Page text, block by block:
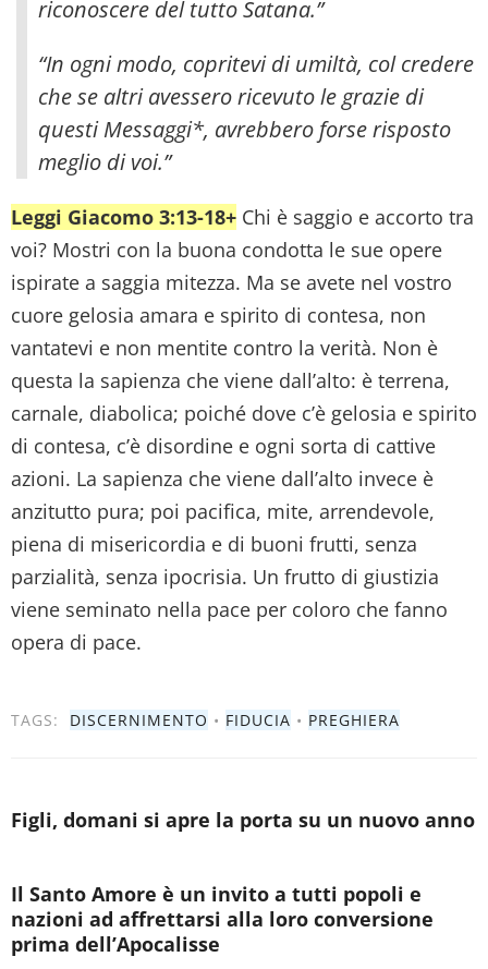
riconoscere del tutto Satana.”
“In ogni modo, copritevi di umiltà, col credere
che se altri avessero ricevuto le grazie di
questi Messaggi*, avrebbero forse risposto
meglio di voi.”
Leggi Giacomo 3:13-18+ Chi è saggio e accorto tra
voi? Mostri con la buona condotta le sue opere
ispirate a saggia mitezza. Ma se avete nel vostro
cuore gelosia amara e spirito di contesa, non
vantatevi e non mentite contro la verità. Non è
questa la sapienza che viene dall’alto: è terrena,
carnale, diabolica; poiché dove c’è gelosia e spirito
di contesa, c’è disordine e ogni sorta di cattive
azioni. La sapienza che viene dall’alto invece è
anzitutto pura; poi pacifica, mite, arrendevole,
piena di misericordia e di buoni frutti, senza
parzialità, senza ipocrisia. Un frutto di giustizia
viene seminato nella pace per coloro che fanno
opera di pace.
TAGS: DISCERNIMENTO • FIDUCIA • PREGHIERA
Figli, domani si apre la porta su un nuovo anno
Il Santo Amore è un invito a tutti popoli e
nazioni ad affrettarsi alla loro conversione
prima dell’Apocalisse